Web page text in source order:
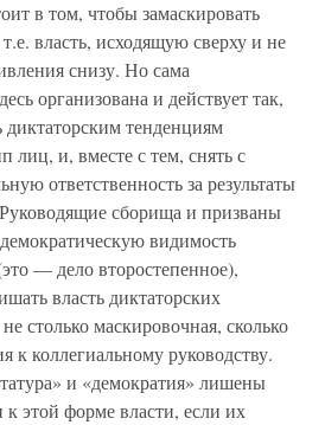
в том, чтобы замаскировать
власть, исходящую сверху и не
снизу. Но сама
организована и действует так,
диктаторским тенденциям
лиц, и, вместе с тем, снять с
ответственность за результаты
Руководящие сборища и призваны
видимость
— дело второстепенное),
власть диктаторских
столько маскировочная, сколько
к коллегиальному руководству.
и «демократия» лишены
этой форме власти, если их